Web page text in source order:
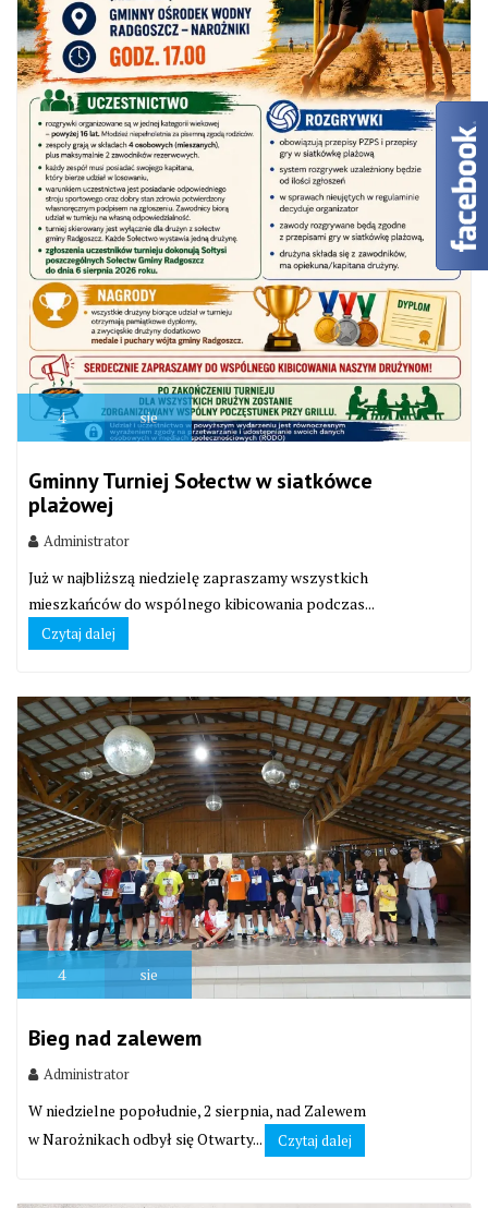
4 sie
Gminny Turniej Sołectw w siatkówce
plażowej
Administrator
Już w najbliższą niedzielę zapraszamy wszystkich
mieszkańców do wspólnego kibicowania podczas...
Czytaj dalej
4 sie
Bieg nad zalewem
Administrator
W niedzielne popołudnie, 2 sierpnia, nad Zalewem
w Narożnikach odbył się Otwarty...
Czytaj dalej